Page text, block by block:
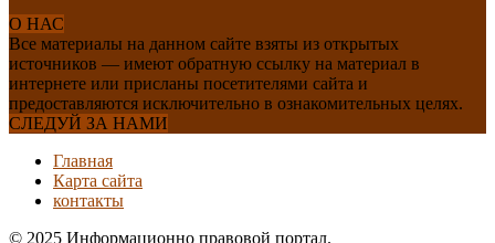
О НАС
Все материалы на данном сайте взяты из открытых
источников — имеют обратную ссылку на материал в
интернете или присланы посетителями сайта и
предоставляются исключительно в ознакомительных целях.
СЛЕДУЙ ЗА НАМИ
Главная
Карта сайта
контакты
© 2025 Информационно правовой портал.